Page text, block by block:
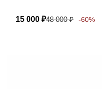
15 000 ₽48 000₽ -60%